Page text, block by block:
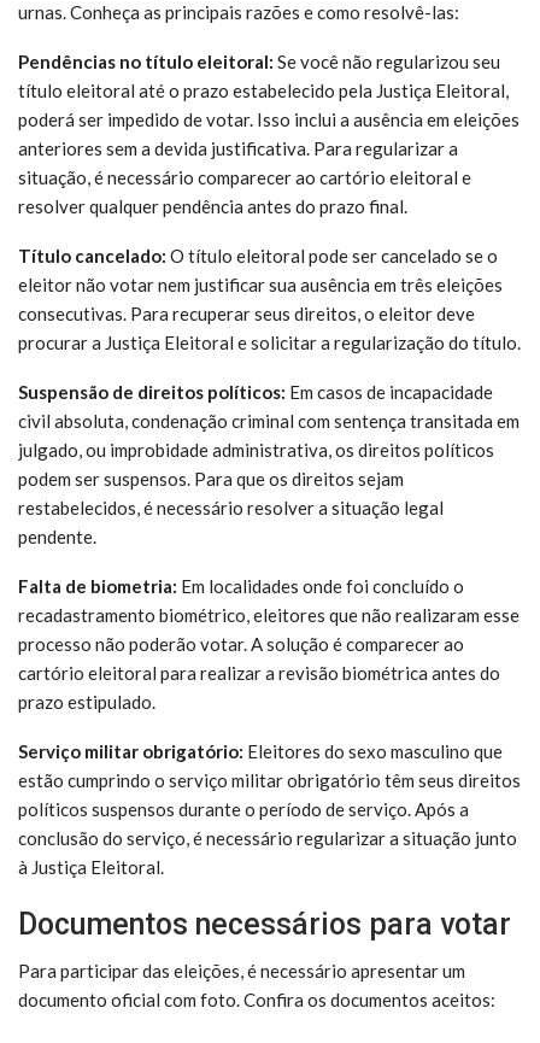
urnas. Conheça as principais razões e como resolvê-las:
Pendências no título eleitoral: Se você não regularizou seu
título eleitoral até o prazo estabelecido pela Justiça Eleitoral,
poderá ser impedido de votar. Isso inclui a ausência em eleições
anteriores sem a devida justificativa. Para regularizar a
situação, é necessário comparecer ao cartório eleitoral e
resolver qualquer pendência antes do prazo final.
Título cancelado: O título eleitoral pode ser cancelado se o
eleitor não votar nem justificar sua ausência em três eleições
consecutivas. Para recuperar seus direitos, o eleitor deve
procurar a Justiça Eleitoral e solicitar a regularização do título.
Suspensão de direitos políticos: Em casos de incapacidade
civil absoluta, condenação criminal com sentença transitada em
julgado, ou improbidade administrativa, os direitos políticos
podem ser suspensos. Para que os direitos sejam
restabelecidos, é necessário resolver a situação legal
pendente.
Falta de biometria: Em localidades onde foi concluído o
recadastramento biométrico, eleitores que não realizaram esse
processo não poderão votar. A solução é comparecer ao
cartório eleitoral para realizar a revisão biométrica antes do
prazo estipulado.
Serviço militar obrigatório: Eleitores do sexo masculino que
estão cumprindo o serviço militar obrigatório têm seus direitos
políticos suspensos durante o período de serviço. Após a
conclusão do serviço, é necessário regularizar a situação junto
à Justiça Eleitoral.
Documentos necessários para votar
Para participar das eleições, é necessário apresentar um
documento oficial com foto. Confira os documentos aceitos: